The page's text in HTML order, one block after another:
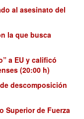
al asesinato del
la que busca
a EU y calificó
(20:00 h)
descomposición
Superior de Fuerza